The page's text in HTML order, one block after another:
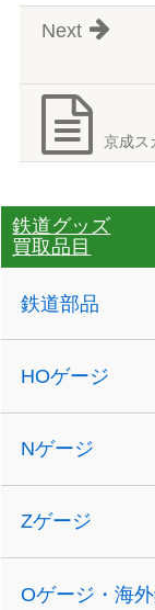
Next
京成ス
鉄道グッズ
買取品目
鉄道部品
HOゲージ
Nゲージ
Zゲージ
Oゲージ・海